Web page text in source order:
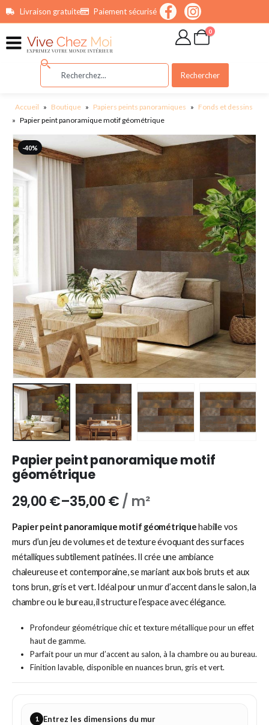
principalLivraison gratuite Paiement sécurisé
0
Rechercher
Accueil » Boutique » Papiers peints panoramiques » Fonds et dessins
» Papier peint panoramique motif géométrique
-40%
Papier peint panoramique motif
géométrique
29,00€–35,00€/ m²
Papier peint panoramique motif géométriquehabille vos
murs d’un jeu de volumes et de texture évoquant des surfaces
métalliques subtilement patinées. Il crée une ambiance
chaleureuse et contemporaine, se mariant aux bois bruts et aux
tons brun, gris et vert. Idéal pour un mur d’accent dans le salon, la
chambre ou le bureau, il structure l’espace avec élégance.
Profondeur géométrique chic et texture métallique pour un effet
haut de gamme.
Parfait pour un mur d’accent au salon, à la chambre ou au bureau.
Finition lavable, disponible en nuances brun, gris et vert.
1 Entrez les dimensions du mur